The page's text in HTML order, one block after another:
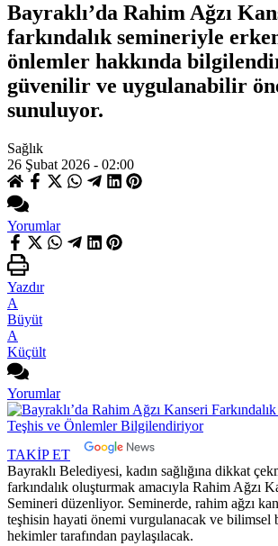
Bayraklı’da Rahim Ağzı
farkındalık semineriyle
önlemler hakkında
güvenilir ve uygulanabilir
sunuluyor.
Sağlık
26 Şubat 2026 - 02:00
Yorumlar
Yazdır
A
Büyüt
A
Küçült
Yorumlar
TAKİP ET
Bayraklı Belediyesi, kadın sağlığına dikkat
farkındalık oluşturmak amacıyla Rahim Ağzı
Semineri düzenliyor. Seminerde, rahim ağzı
teşhisin hayati önemi vurgulanacak ve bilimsel
hekimler tarafından paylaşılacak.